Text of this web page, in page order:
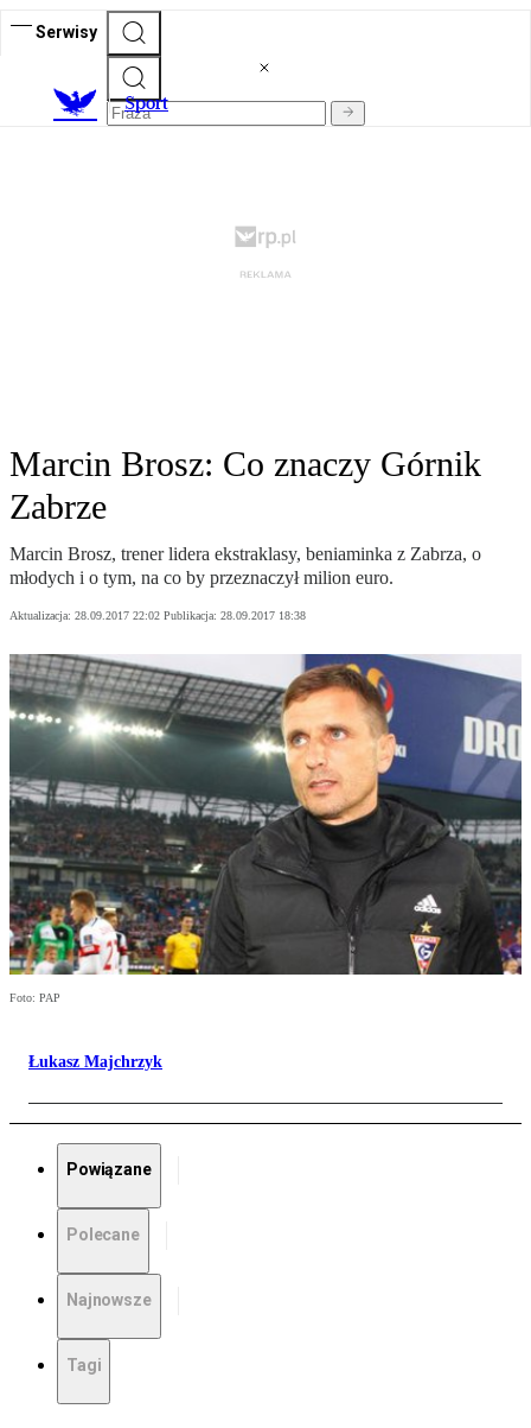
Serwisy
Sport
Marcin Brosz: Co znaczy Górnik
Zabrze
Marcin Brosz, trener lidera ekstraklasy, beniaminka z Zabrza, o
młodych i o tym, na co by przeznaczył milion euro.
Aktualizacja: 28.09.2017 22:02 Publikacja: 28.09.2017 18:38
Foto: PAP
Łukasz Majchrzyk
Powiązane
Polecane
Najnowsze
Tagi